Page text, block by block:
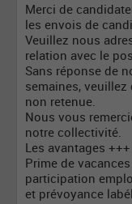
Merci de
les envois de
Veuillez nous
relation avec le
Sans réponse de
semaines,
non retenue.
Nous vous
notre collectivité.
Les avantages
Prime de
participation
et prévoyance